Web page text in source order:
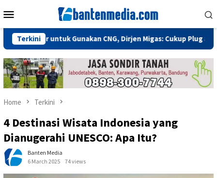
to
Menu
Terkini
untuk Gunakan CNG, Dirjen Migas: Cukup Plug and Play
Home Terkini
4 Destinasi Wisata Indonesia yang
Dianugerahi UNESCO: Apa Itu?
Banten Media
6 March 2025
74 views